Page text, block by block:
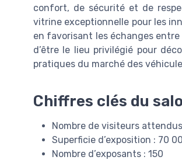
confort, de sécurité et de
vitrine exceptionnelle pour les
en favorisant les échanges
d’être le lieu privilégié pour
pratiques du marché des
Chiffres clés du
Nombre de visiteurs
Superficie d’exposition : 70
Nombre d’exposants : 150